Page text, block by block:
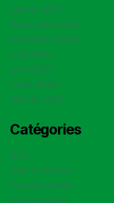
janvier 2021
décembre 2020
novembre 2020
mai 2020
avril 2020
mars 2020
février 2020
Catégories
ADC
ASCT / ASTER
Compte rendu
Contractuels